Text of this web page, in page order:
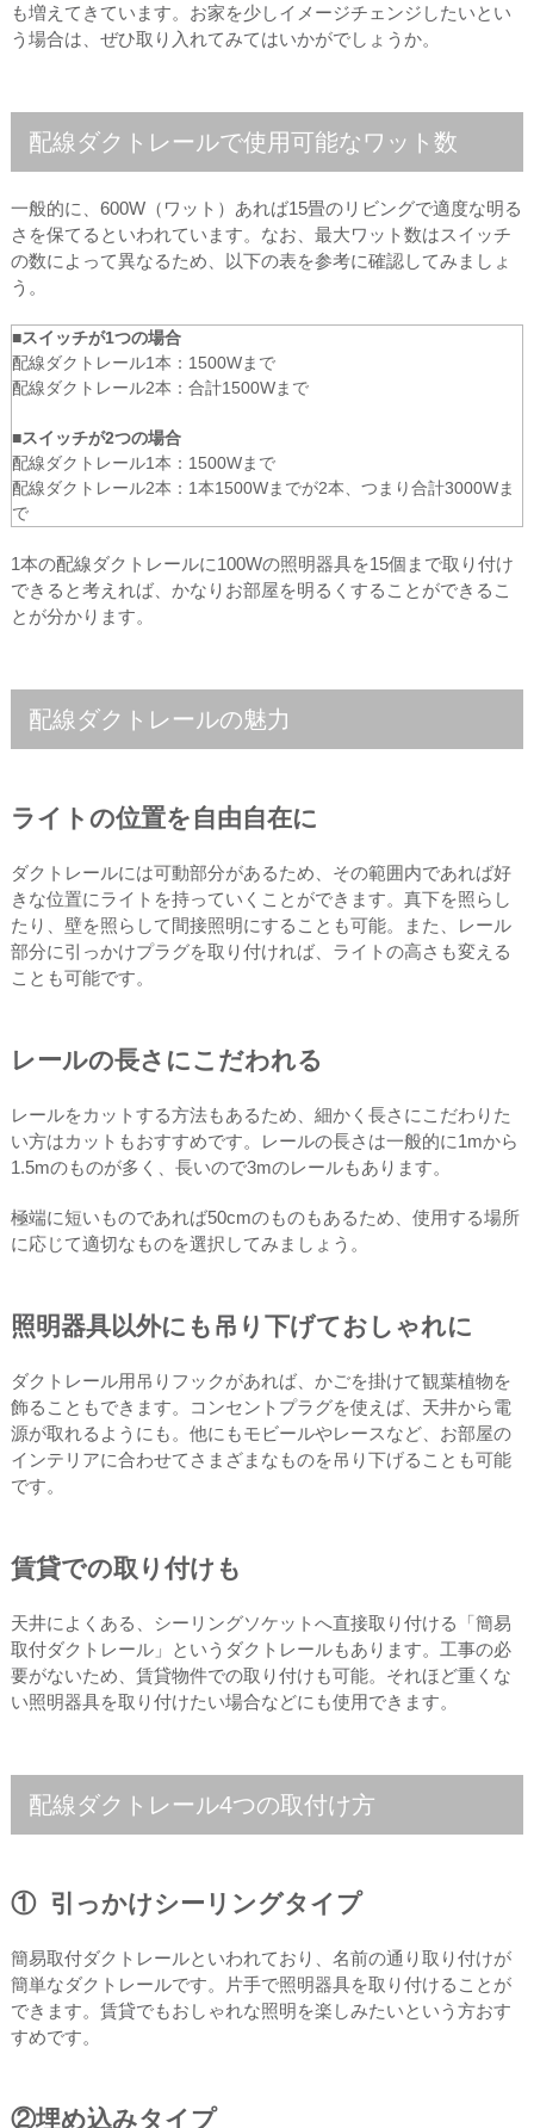
も増えてきています。お家を少しイメージチェンジしたいとい
う場合は、ぜひ取り入れてみてはいかがでしょうか。
配線ダクトレールで使用可能なワット数
一般的に、600W（ワット）あれば15畳のリビングで適度な明る
さを保てるといわれています。なお、最大ワット数はスイッチ
の数によって異なるため、以下の表を参考に確認してみましょ
う。
■スイッチが1つの場合
配線ダクトレール1本：1500Wまで
配線ダクトレール2本：合計1500Wまで
■スイッチが2つの場合
配線ダクトレール1本：1500Wまで
配線ダクトレール2本：1本1500Wまでが2本、つまり合計3000Wま
で
1本の配線ダクトレールに100Wの照明器具を15個まで取り付け
できると考えれば、かなりお部屋を明るくすることができるこ
とが分かります。
配線ダクトレールの魅力
ライトの位置を自由自在に
ダクトレールには可動部分があるため、その範囲内であれば好
きな位置にライトを持っていくことができます。真下を照らし
たり、壁を照らして間接照明にすることも可能。また、レール
部分に引っかけプラグを取り付ければ、ライトの高さも変える
ことも可能です。
レールの長さにこだわれる
レールをカットする方法もあるため、細かく長さにこだわりた
い方はカットもおすすめです。レールの長さは一般的に1mから
1.5mのものが多く、長いので3mのレールもあります。
極端に短いものであれば50cmのものもあるため、使用する場所
に応じて適切なものを選択してみましょう。
照明器具以外にも吊り下げておしゃれに
ダクトレール用吊りフックがあれば、かごを掛けて観葉植物を
飾ることもできます。コンセントプラグを使えば、天井から電
源が取れるようにも。他にもモビールやレースなど、お部屋の
インテリアに合わせてさまざまなものを吊り下げることも可能
です。
賃貸での取り付けも
天井によくある、シーリングソケットへ直接取り付ける「簡易
取付ダクトレール」というダクトレールもあります。工事の必
要がないため、賃貸物件での取り付けも可能。それほど重くな
い照明器具を取り付けたい場合などにも使用できます。
配線ダクトレール4つの取付け方
① 引っかけシーリングタイプ
簡易取付ダクトレールといわれており、名前の通り取り付けが
簡単なダクトレールです。片手で照明器具を取り付けることが
できます。賃貸でもおしゃれな照明を楽しみたいという方おす
すめです。
②埋め込みタイプ